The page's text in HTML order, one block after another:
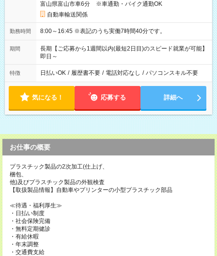
富山県富山市車6分 ※車通勤・バイク通勤OK
自動車輸送関係
勤務時間 8:00～16:45 ※表記のうち実働7時間40分です。
期間
長期【ご応募から1週間以内(最短2日目)のスピード就業が可能】
即日～
特徴 日払いOK / 履歴書不要 / 電話対応なし / パソコンスキル不要
気になる！ 応募する 詳細へ
お仕事の概要
プラスチック製品の2次加工(仕上げ、
梱包、
他)及びプラスチック製品の外観検査
【取扱製品情報】自動車やプリンターの小型プラスチック部品
≪待遇・福利厚生≫
・日払い制度
・社会保険完備
・無料定期健診
・有給休暇
・年末調整
・交通費支給